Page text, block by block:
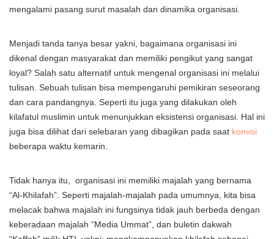
mengalami pasang surut masalah dan dinamika organisasi.
Menjadi tanda tanya besar yakni, bagaimana organisasi ini
dikenal dengan masyarakat dan memiliki pengikut yang sangat
loyal? Salah satu alternatif untuk mengenal organisasi ini melalui
tulisan. Sebuah tulisan bisa mempengaruhi pemikiran seseorang
dan cara pandangnya. Seperti itu juga yang dilakukan oleh
kilafatul muslimin untuk menunjukkan eksistensi organisasi. Hal ini
juga bisa dilihat dari selebaran yang dibagikan pada saat konvoi
beberapa waktu kemarin.
Tidak hanya itu, organisasi ini memiliki majalah yang bernama
“Al-Khilafah”. Seperti majalah-majalah pada umumnya, kita bisa
melacak bahwa majalah ini fungsinya tidak jauh berbeda dengan
keberadaan majalah “Media Ummat”, dan buletin dakwah